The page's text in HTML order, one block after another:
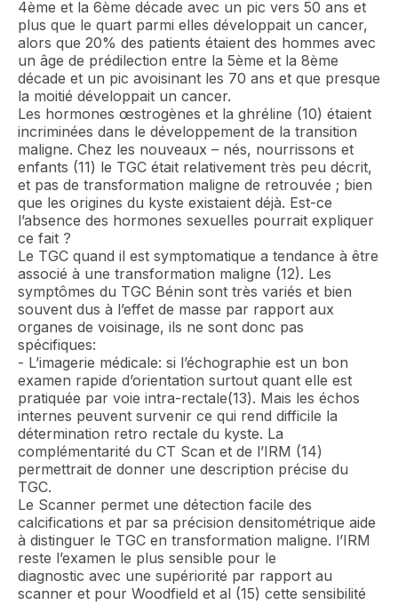
4ème et la 6ème décade avec un pic vers 50 ans et
plus que le quart parmi elles développait un cancer,
alors que 20% des patients étaient des hommes avec
un âge de prédilection entre la 5ème et la 8ème
décade et un pic avoisinant les 70 ans et que presque
la moitié développait un cancer.
Les hormones œstrogènes et la ghréline (10) étaient
incriminées dans le développement de la transition
maligne. Chez les nouveaux – nés, nourrissons et
enfants (11) le TGC était relativement très peu décrit,
et pas de transformation maligne de retrouvée ; bien
que les origines du kyste existaient déjà. Est-ce
l’absence des hormones sexuelles pourrait expliquer
ce fait ?
Le TGC quand il est symptomatique a tendance à être
associé à une transformation maligne (12). Les
symptômes du TGC Bénin sont très variés et bien
souvent dus à l’effet de masse par rapport aux
organes de voisinage, ils ne sont donc pas
spécifiques:
- L’imagerie médicale: si l’échographie est un bon
examen rapide d’orientation surtout quant elle est
pratiquée par voie intra-rectale(13). Mais les échos
internes peuvent survenir ce qui rend difficile la
détermination retro rectale du kyste. La
complémentarité du CT Scan et de l’IRM (14)
permettrait de donner une description précise du
TGC.
Le Scanner permet une détection facile des
calcifications et par sa précision densitométrique aide
à distinguer le TGC en transformation maligne. l’IRM
reste l’examen le plus sensible pour le
diagnostic avec une supériorité par rapport au
scanner et pour Woodfield et al (15) cette sensibilité